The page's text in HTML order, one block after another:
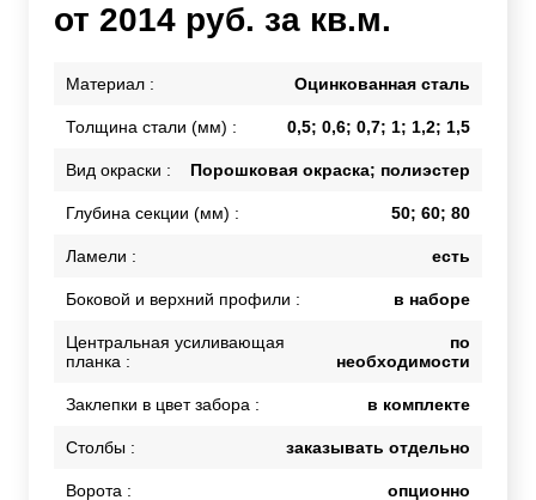
от 2014 руб. за кв.м.
Материал : Оцинкованная сталь
Толщина стали (мм) : 0,5; 0,6; 0,7; 1; 1,2; 1,5
Вид окраски : Порошковая окраска; полиэстер
Глубина секции (мм) : 50; 60; 80
Ламели : есть
Боковой и верхний профили : в наборе
Центральная усиливающая
планка :
по
необходимости
Заклепки в цвет забора : в комплекте
Столбы : заказывать отдельно
Ворота : опционно